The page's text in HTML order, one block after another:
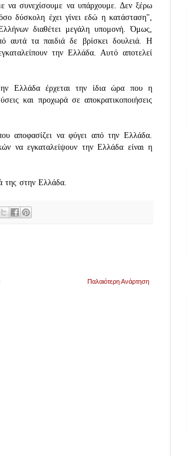
να συνεχίσουμε να υπάρχουμε. Δεν ξέρω
δύσκολη έχει γίνει εδώ η κατάσταση",
διαθέτει μεγάλη υπομονή. Όμως,
αυτά τα παιδιά δε βρίσκει δουλειά. Η
την Ελλάδα. Αυτό αποτελεί
Ελλάδα έρχεται την ίδια ώρα που η
και προχωρά σε αποκρατικοποιήσεις
αποφασίζει να φύγει από την Ελλάδα.
να εγκαταλείψουν την Ελλάδα είναι η
της στην Ελλάδα.
Παλαιότερη Ανάρτηση